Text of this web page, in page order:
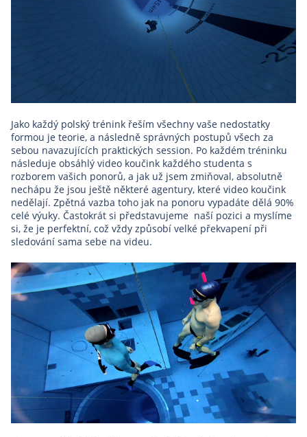
Jako každý polský trénink řeším všechny vaše nedostatky
formou je teorie, a následně správných postupů všech za
sebou navazujících praktických session. Po každém tréninku
následuje obsáhlý video koučink každého studenta s
rozborem vašich ponorů, a jak už jsem zmiňoval, absolutně
nechápu že jsou ještě některé agentury, které video koučink
nedělají. Zpětná vazba toho jak na ponoru vypadáte dělá 90%
celé výuky. Častokrát si představujeme naší pozici a myslíme
si, že je perfektní, což vždy způsobí velké překvapení při
sledování sama sebe na videu.